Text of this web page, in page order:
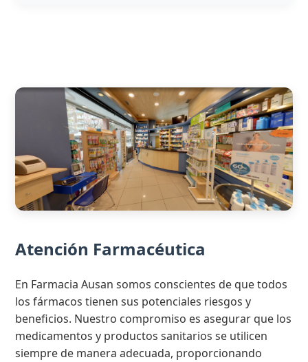
Atención Farmacéutica
En Farmacia Ausan somos conscientes de que todos
los fármacos tienen sus potenciales riesgos y
beneficios. Nuestro compromiso es asegurar que los
medicamentos y productos sanitarios se utilicen
siempre de manera adecuada, proporcionando